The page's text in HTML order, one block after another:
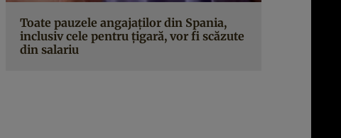
Toate pauzele angajaţilor din Spania,
inclusiv cele pentru ţigară, vor fi scăzute
din salariu